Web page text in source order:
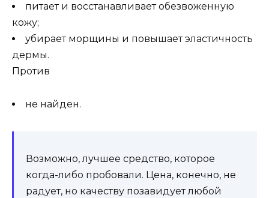
питает и восстанавливает обезвоженную
кожу;
убирает морщины и повышает эластичность
дермы.
Против
не найден.
Возможно, лучшее средство, которое
когда-либо пробовали. Цена, конечно, не
радует, но качеству позавидует любой